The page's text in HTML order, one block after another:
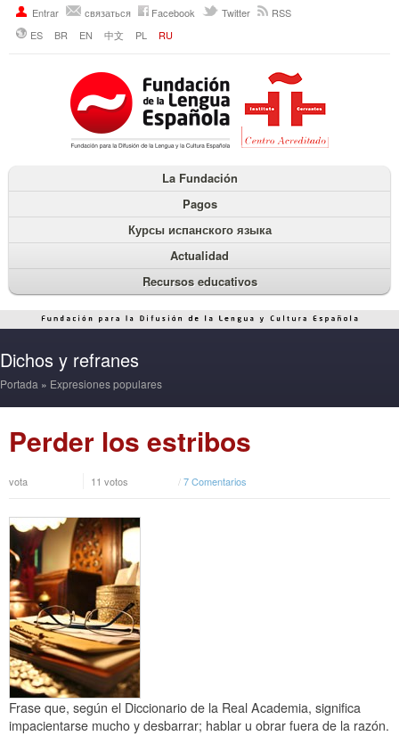
Entrar связаться Facebook Twitter
RSS
ES
BR EN 中文 PL RU
La Fundación
Pagos
Курсы испанского языка
Actualidad
Recursos educativos
Dichos y refranes
Portada » Expresiones populares
Perder los estribos
vota 11 votos /7 Comentarios
Frase que, según el Diccionario de la Real Academia, significa
impacientarse mucho y desbarrar; hablar u obrar fuera de la razón.